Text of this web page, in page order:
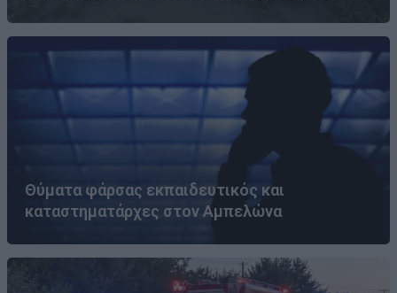
Θύματα φάρσας εκπαιδευτικός και
καταστηματάρχες στον Αμπελώνα